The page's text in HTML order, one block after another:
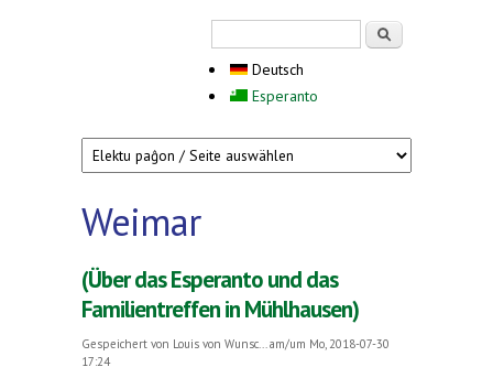
Deutsch
Esperanto
Weimar
(Über das Esperanto und das
Familientreffen in Mühlhausen)
Gespeichert von Louis von Wunsc...
am/um Mo, 2018-07-30
17:24